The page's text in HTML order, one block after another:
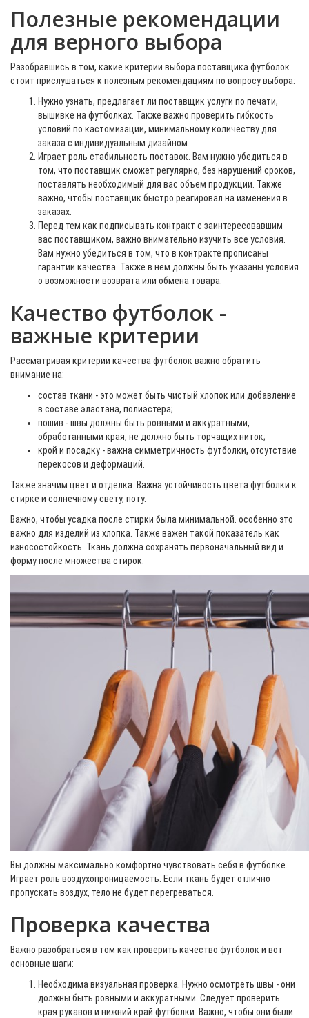
Полезные рекомендации
для верного выбора
Разобравшись в том, какие критерии выбора поставщика футболок
стоит прислушаться к полезным рекомендациям по вопросу выбора:
Нужно узнать, предлагает ли поставщик услуги по печати,
вышивке на футболках. Также важно проверить гибкость
условий по кастомизации, минимальному количеству для
заказа с индивидуальным дизайном.
Играет роль стабильность поставок. Вам нужно убедиться в
том, что поставщик сможет регулярно, без нарушений сроков,
поставлять необходимый для вас объем продукции. Также
важно, чтобы поставщик быстро реагировал на изменения в
заказах.
Перед тем как подписывать контракт с заинтересовавшим
вас поставщиком, важно внимательно изучить все условия.
Вам нужно убедиться в том, что в контракте прописаны
гарантии качества. Также в нем должны быть указаны условия
о возможности возврата или обмена товара.
Качество футболок -
важные критерии
Рассматривая критерии качества футболок важно обратить
внимание на:
состав ткани - это может быть чистый хлопок или добавление
в составе эластана, полиэстера;
пошив - швы должны быть ровными и аккуратными,
обработанными края, не должно быть торчащих ниток;
крой и посадку - важна симметричность футболки, отсутствие
перекосов и деформаций.
Также значим цвет и отделка. Важна устойчивость цвета футболки к
стирке и солнечному свету, поту.
Важно, чтобы усадка после стирки была минимальной. особенно это
важно для изделий из хлопка. Также важен такой показатель как
износостойкость. Ткань должна сохранять первоначальный вид и
форму после множества стирок.
Вы должны максимально комфортно чувствовать себя в футболке.
Играет роль воздухопроницаемость. Если ткань будет отлично
пропускать воздух, тело не будет перегреваться.
Проверка качества
Важно разобраться в том как проверить качество футболок и вот
основные шаги:
Необходима визуальная проверка. Нужно осмотреть швы - они
должны быть ровными и аккуратными. Следует проверить
края рукавов и нижний край футболки. Важно, чтобы они были